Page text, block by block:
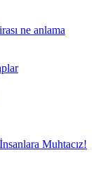
ne anlama
Muhtacız!